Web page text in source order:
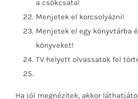
a csókcsata!
Menjetek el korcsolyázni!
Menjetek el egy könyvtárba
könyveket!
TV helyett olvassatok fel
Ha jól megnézitek, akkor